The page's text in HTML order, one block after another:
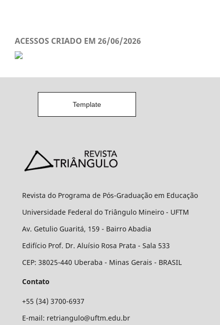
ACESSOS CRIADO EM 26/06/2026
Template
Revista do Programa de Pós-Graduação em Educação
Universidade Federal do Triângulo Mineiro - UFTM
Av. Getulio Guaritá, 159 - Bairro Abadia
Edifício Prof. Dr. Aluísio Rosa Prata - Sala 533
CEP: 38025-440 Uberaba - Minas Gerais - BRASIL
Contato
+55 (34) 3700-6937
E-mail: retriangulo@uftm.edu.br